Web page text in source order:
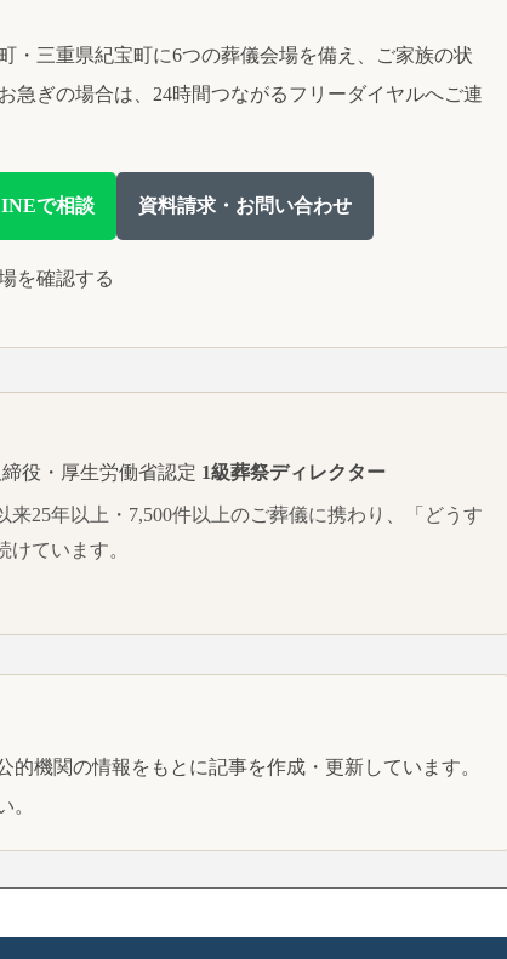
・三重県紀宝町に6つの葬儀会場を備え、ご家族の状
急ぎの場合は、24時間つながるフリーダイヤルへご連
で相談 資料請求・お問い合わせ
を確認する
役・厚生労働省認定 1級葬祭ディレクター
来25年以上・7,500件以上のご葬儀に携わり、「どうす
ています。
機関の情報をもとに記事を作成・更新しています。
。